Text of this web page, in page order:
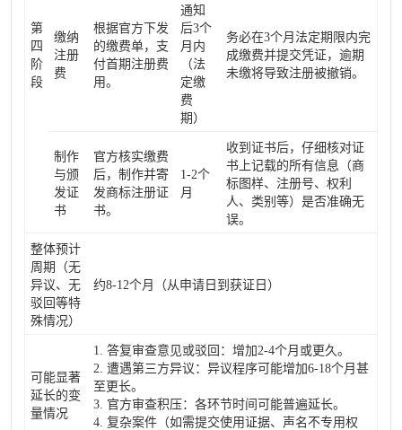
第
四
阶
段
缴纳
注册
费
根据官方下发
的缴费单，支
付首期注册费
用。
通知
后3个
月内
（法
定缴
费
期）
务必在3个月法定期限内完
成缴费并提交凭证，逾期
未缴将导致注册被撤销。
制作
与颁
发证
书
官方核实缴费
后，制作并寄
发商标注册证
书。
1-2个
月
收到证书后，仔细核对证
书上记载的所有信息（商
标图样、注册号、权利
人、类别等）是否准确无
误。
整体预计
周期（无
异议、无
驳回等特
殊情况）
约8-12个月（从申请日到获证日）
可能显著
延长的变
量情况
1. 答复审查意见或驳回：增加2-4个月或更久。
2. 遭遇第三方异议：异议程序可能增加6-18个月甚
至更长。
3. 官方审查积压：各环节时间可能普遍延长。
4. 复杂案件（如需提交使用证据、声名不专用权